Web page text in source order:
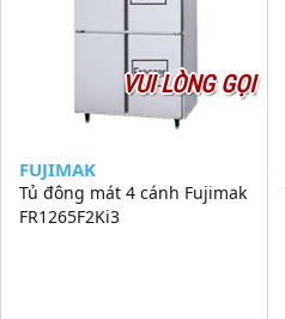
VUI LÒNG GỌI
FUJIMAK
Tủ đông mát 4 cánh Fujimak
FR1265F2Ki3